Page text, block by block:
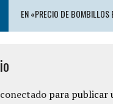
EN «PRECIO DE BOMBILLOS
conectado para publicar